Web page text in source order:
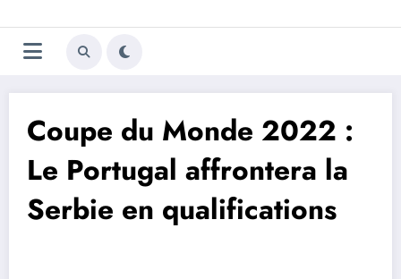
au
contenu
Trivela
L'actualité du football
Coupe du Monde 2022 :
Le Portugal affrontera la
Serbie en qualifications